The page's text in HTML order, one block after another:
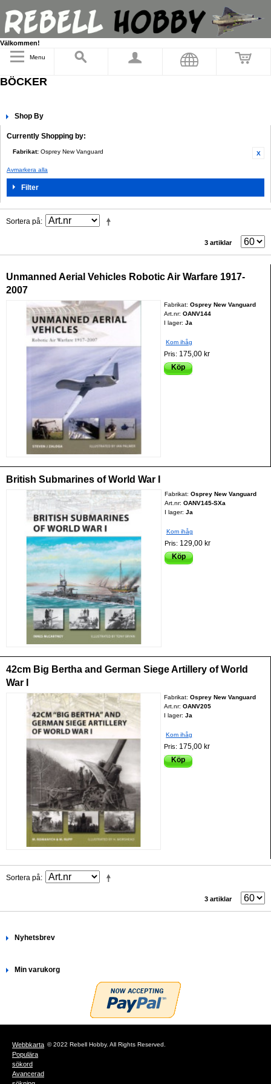
Välkommen!
Menu
BÖCKER
Shop By
Currently Shopping by:
Fabrikat: Osprey New Vanguard
Avmarkera alla
Filter
Sortera på
3 artiklar
Unmanned Aerial Vehicles Robotic Air Warfare 1917-
2007
Fabrikat:Osprey New Vanguard
Art.nr:OANV144
I lager: Ja
Kom ihåg
Pris: 175,00 kr
Köp
British Submarines of World War I
Fabrikat: Osprey New Vanguard
Art.nr: OANV145-SXa
I lager: Ja
Kom ihåg
Pris: 129,00 kr
Köp
42cm Big Bertha and German Siege Artillery of World
War I
Fabrikat:Osprey New Vanguard
Art.nr:OANV205
I lager: Ja
Kom ihåg
Pris: 175,00 kr
Köp
Sortera på
3 artiklar
Nyhetsbrev
Min varukorg
Webbkarta
Populära
sökord
Avancerad
© 2022 Rebell Hobby. All Rights Reserved.